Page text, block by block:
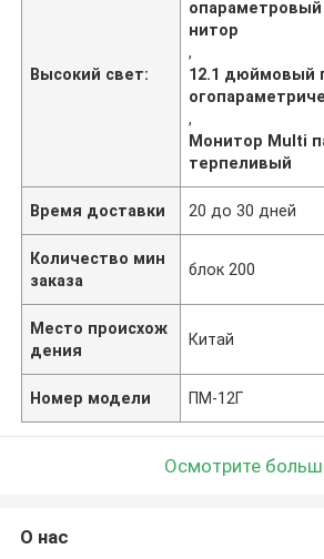
Высокий свет:
нитор
,
12.1 дюймовый
,
Монитор Multi
терпеливый
Время доставки 20 до 30 дней
Количество мин
заказа
блок 200
Место происхож
дения
Китай
Номер модели ПМ-12Г
Осмотрите
О нас